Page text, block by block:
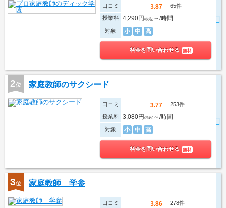
口コミ 3.87
65件
授業料
4,290円(税込) ～/時間
対象 小 中 高
料金を問い合わせる 無料
2位 家庭教師のサクシード
口コミ 3.77
253件
授業料
3,080円(税込) ～/時間
対象 小 中 高
料金を問い合わせる 無料
3位 家庭教師 学参
口コミ 3.86
278件